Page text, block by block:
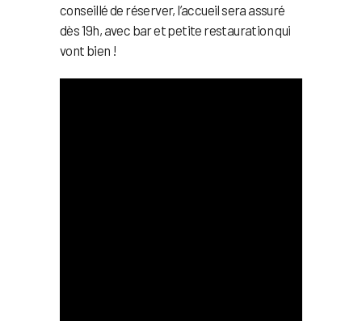
conseillé de réserver, l’accueil sera assuré
dès 19h, avec bar et petite restauration qui
vont bien !